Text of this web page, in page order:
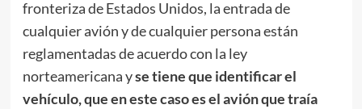
fronteriza de Estados Unidos, la entrada de
cualquier avión y de cualquier persona están
reglamentadas de acuerdo con la ley
norteamericana yse tiene que identificar el
vehículo, que en este caso es el avión que traía